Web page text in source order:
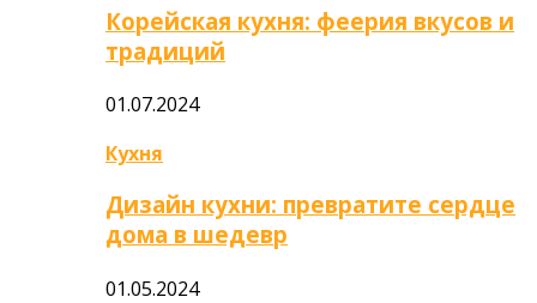
Корейская кухня: феерия вкусов и
традиций
01.07.2024
Кухня
Дизайн кухни: превратите сердце
дома в шедевр
01.05.2024